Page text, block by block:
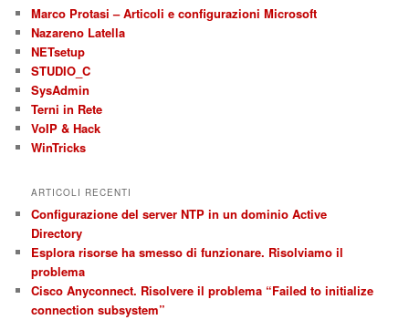
Marco Protasi – Articoli e configurazioni Microsoft
Nazareno Latella
NETsetup
STUDIO_C
SysAdmin
Terni in Rete
VoIP & Hack
WinTricks
ARTICOLI RECENTI
Configurazione del server NTP in un dominio Active
Directory
Esplora risorse ha smesso di funzionare. Risolviamo il
problema
Cisco Anyconnect. Risolvere il problema “Failed to initialize
connection subsystem”